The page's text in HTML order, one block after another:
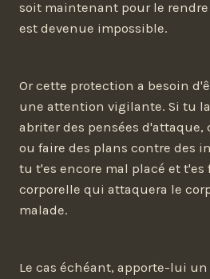
soit maintenant pour le
est devenue impossible.
Or cette protection a besoin
une attention vigilante. Si tu
abriter des pensées
ou faire des plans contre des
tu t'es encore mal placé et
corporelle qui attaquera le
malade.
Le cas échéant, apporte-lui